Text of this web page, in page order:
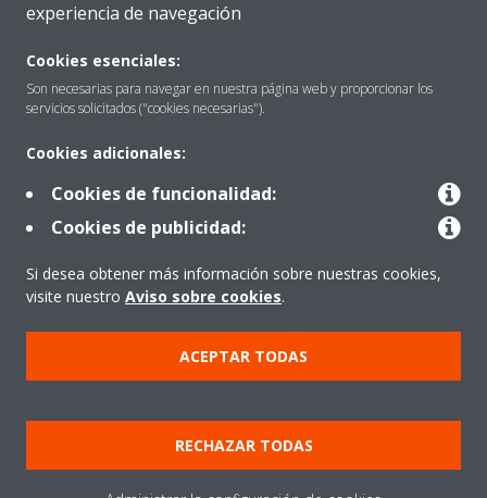
Quiénes somos
Contactar con Daikin
Nuestros Productos
Copyright © Daikin
Aviso Legal
Cookies
Política de Protección de Datos
Ética corporativa
Prensa Data Act
experiencia de navegación
Cookies esenciales:
Son necesarias para navegar en nuestra página web y proporcionar los
servicios solicitados ("cookies necesarias").
Cookies adicionales:
Cookies de funcionalidad:
Cookies de publicidad:
Si desea obtener más información sobre nuestras cookies,
visite nuestro Aviso sobre cookies.
ACEPTAR TODAS
RECHAZAR TODAS